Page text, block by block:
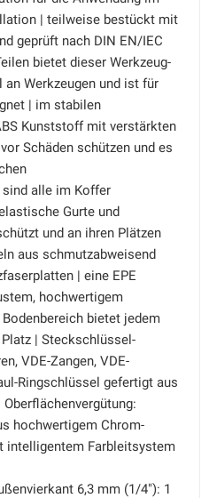
| teilweise bestückt mit
geprüft nach DIN EN/IEC
bietet dieser Werkzeug-
Werkzeugen und ist für
| im stabilen
Kunststoff mit verstärkten
Schäden schützen und es
alle im Koffer
Gurte und
und an ihren Plätzen
aus schmutzabweisend
| eine EPE
hochwertigem
bietet jedem
| Steckschlüssel-
VDE-Zangen, VDE-
Ringschlüssel gefertigt aus
hochwertigem Chrom-
intelligentem Farbleitsystem
6,3 mm (1/4"): 1